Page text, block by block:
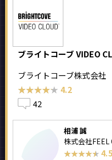
ブライトコーブ VIDEO
ブライトコーブ株式会社
★★★★★
★★★★★ 4.2
42
相浦 誠
株式会社FEEL
★★★★★
★★★★★ 4.5